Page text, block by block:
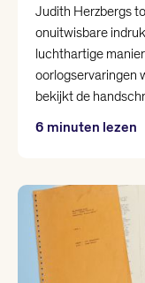
Judith Herzbergs
onuitwisbare
luchthartige
oorlogservaringen
bekijkt de
6 minuten lezen